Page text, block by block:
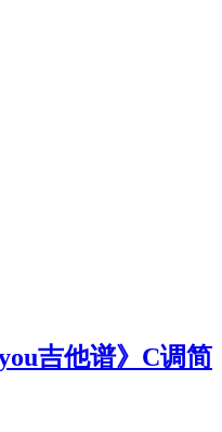
吉他谱》C调简